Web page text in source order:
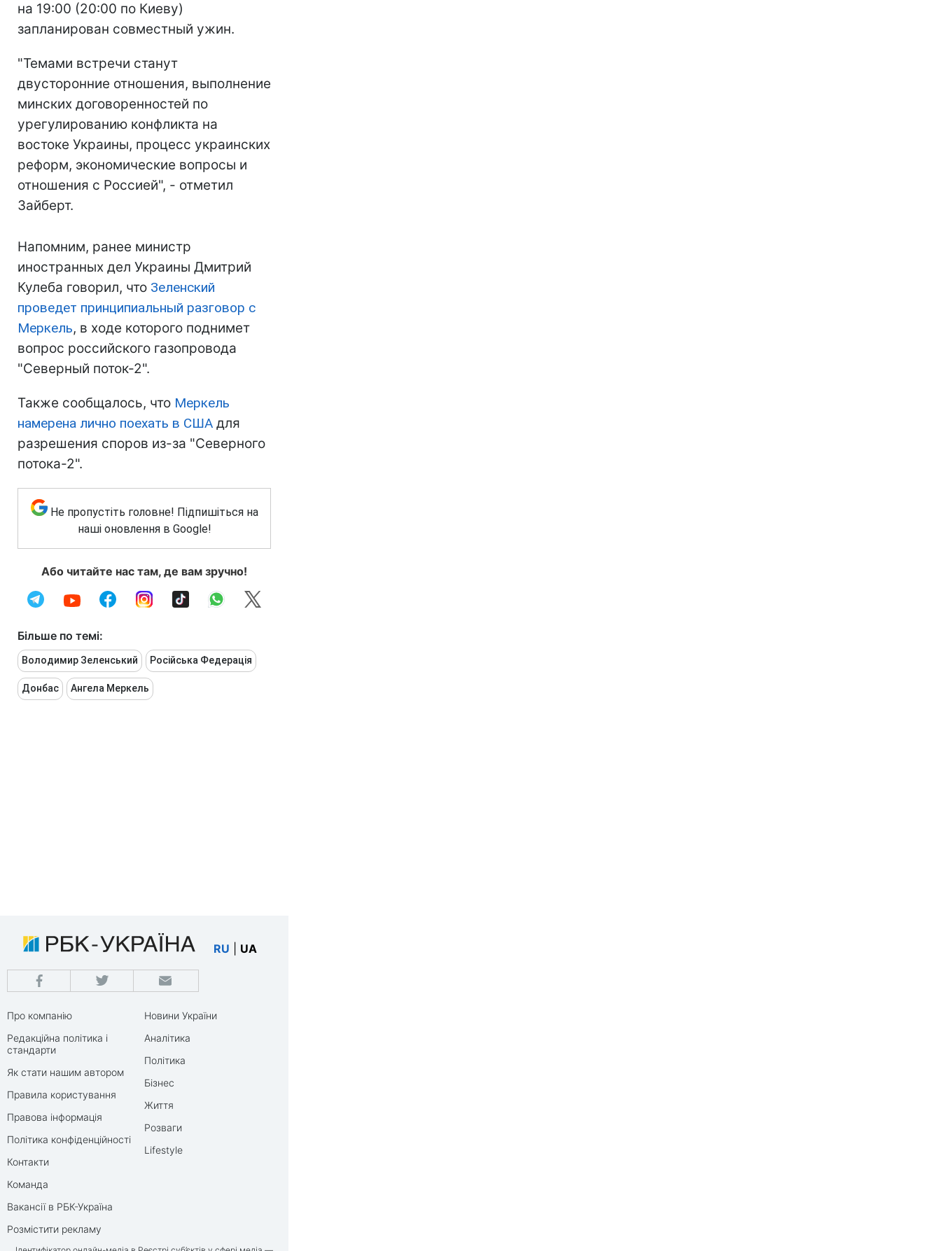
на 19:00 (20:00 по Киеву)
запланирован совместный ужин.
"Темами встречи станут
двусторонние отношения, выполнение
минских договоренностей по
урегулированию конфликта на
востоке Украины, процесс украинских
реформ, экономические вопросы и
отношения с Россией", - отметил
Зайберт.
Напомним, ранее министр
иностранных дел Украины Дмитрий
Кулеба говорил, что Зеленский
проведет принципиальный разговор с
Меркель, в ходе которого поднимет
вопрос российского газопровода
"Северный поток-2".
Также сообщалось, что Меркель
намерена лично поехать в США для
разрешения споров из-за "Северного
потока-2".
Не пропустіть головне! Підпишіться на
наші оновлення в Google!
Або читайте нас там, де вам зручно!
Більше по темі:
Володимир Зеленський Російська Федерація
Донбас Ангела Меркель
RU UA
Про компанію
Редакційна політика і
стандарти
Як стати нашим автором
Правила користування
Правова інформація
Політика конфіденційності
Контакти
Команда
Вакансії в РБК-Україна
Розмістити рекламу
Новини України
Аналітика
Політика
Бізнес
Життя
Розваги
Lifestyle